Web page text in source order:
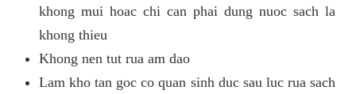
khong mui hoac chi can phai dung nuoc sach la
khong thieu
Khong nen tut rua am dao
Lam kho tan goc co quan sinh duc sau luc rua sach